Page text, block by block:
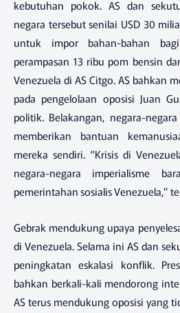
kebutuhan pokok. AS dan
negara tersebut senilai USD 30
untuk impor bahan-bahan
perampasan 13 ribu pom bensin
Venezuela di AS Citgo. AS bahkan
pada pengelolaan oposisi Juan
politik. Belakangan, negara-
memberikan bantuan
mereka sendiri. “Krisis di
negara-negara imperialisme
pemerintahan sosialis Venezuela,”
Gebrak mendukung upaya
di Venezuela. Selama ini AS dan
peningkatan eskalasi konflik.
bahkan berkali-kali mendorong
AS terus mendukung oposisi yang